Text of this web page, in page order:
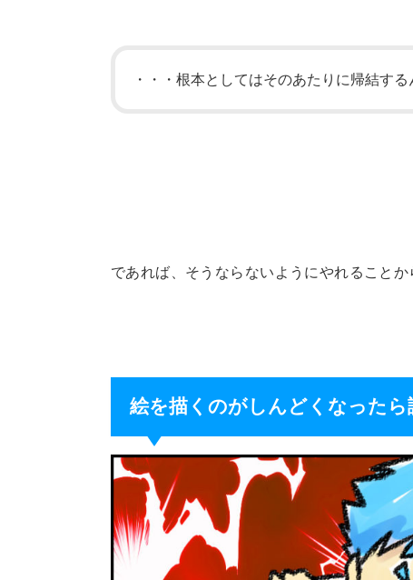
・・・根本としてはそのあたりに帰結す
であれば、そうならないようにやれること
絵を描くのがしんどくなった